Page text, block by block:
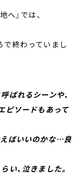
』では、
で終わっていまし
れるシーンや、
ピソードもあって
ばいいのかな…良
、泣きました。